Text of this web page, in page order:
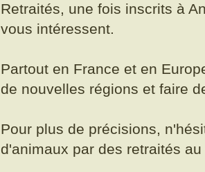
Retraités, une fois inscrits à
vous intéressent.
Partout en France et en
de nouvelles régions et faire
Pour plus de précisions,
d'animaux par des retraités